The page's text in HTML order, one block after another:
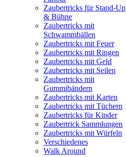
Zaubertricks für Stand-Up
& Bühne
Zaubertricks mit
Schwammbällen
Zaubertricks mit Feuer
Zaubertricks mit Ringen
Zaubertricks mit Geld
Zaubertricks mit Seilen
Zaubertricks mit
Gummibändern
Zaubertricks mit Karten
Zaubertricks mit Tüchern
Zaubertricks für Kinder
Zaubertrick Sammlungen
Zaubertricks mit Würfeln
Verschiedenes
Walk Around